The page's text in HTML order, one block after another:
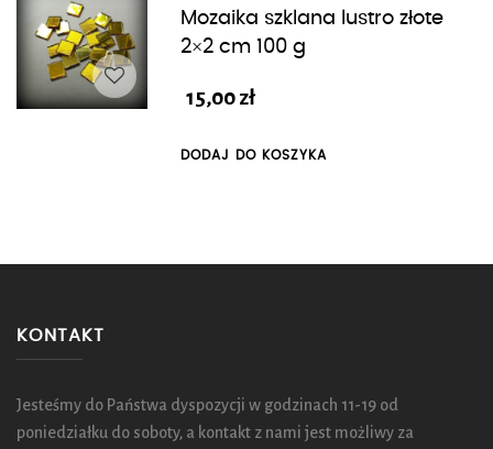
Mozaika szklana lustro złote
2×2 cm 100 g
15,00zł
DODAJ DO KOSZYKA
KONTAKT
Jesteśmy do Państwa dyspozycji w godzinach 11-19 od
poniedziałku do soboty, a kontakt z nami jest możliwy za